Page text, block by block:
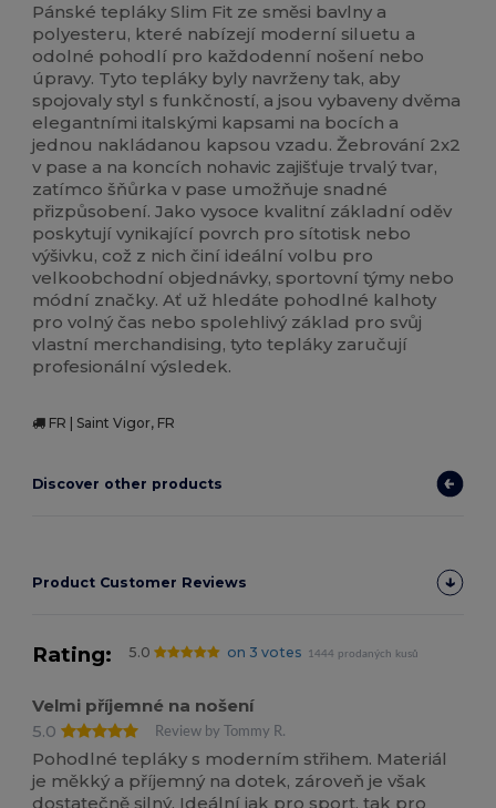
Pánské tepláky Slim Fit ze směsi bavlny a
polyesteru, které nabízejí moderní siluetu a
odolné pohodlí pro každodenní nošení nebo
úpravy. Tyto tepláky byly navrženy tak, aby
spojovaly styl s funkčností, a jsou vybaveny dvěma
elegantními italskými kapsami na bocích a
jednou nakládanou kapsou vzadu. Žebrování 2x2
v pase a na koncích nohavic zajišťuje trvalý tvar,
zatímco šňůrka v pase umožňuje snadné
přizpůsobení. Jako vysoce kvalitní základní oděv
poskytují vynikající povrch pro sítotisk nebo
výšivku, což z nich činí ideální volbu pro
velkoobchodní objednávky, sportovní týmy nebo
módní značky. Ať už hledáte pohodlné kalhoty
pro volný čas nebo spolehlivý základ pro svůj
vlastní merchandising, tyto tepláky zaručují
profesionální výsledek.
FR | Saint Vigor, FR
Discover other products
Product Customer Reviews
Rating: 5.0 on 3 votes 1444 prodaných kusů
Velmi příjemné na nošení
5.0
Review by Tommy R.
Pohodlné tepláky s moderním střihem. Materiál
je měkký a příjemný na dotek, zároveň je však
dostatečně silný. Ideální jak pro sport, tak pro